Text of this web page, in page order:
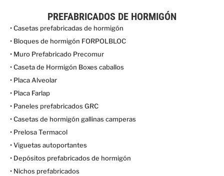
PREFABRICADOS DE HORMIGÓN
• Casetas prefabricadas de hormigón
• Bloques de hormigón FORPOLBLOC
• Muro Prefabricado Precomur
• Caseta de Hormigón Boxes caballos
• Placa Alveolar
• Placa Farlap
• Paneles prefabricados GRC
• Casetas de hormigón gallinas camperas
• Prelosa Termacol
• Viguetas autoportantes
• Depósitos prefabricados de hormigón
• Nichos prefabricados